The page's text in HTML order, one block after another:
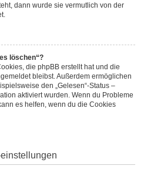
dann wurde sie vermutlich von der
löschen“?
die phpBB erstellt hat und die
bleibst. Außerdem ermöglichen
den „Gelesen“-Status –
aktiviert wurden. Wenn du Probleme
es helfen, wenn du die Cookies